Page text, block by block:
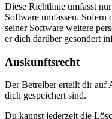
Diese Richtlinie umfasst
Software umfassen. Sofern
seiner Software weitere
er dich darüber gesondert
Auskunftsrecht
Der Betreiber erteilt dir auf
dich gespeichert sind.
Du kannst jederzeit die